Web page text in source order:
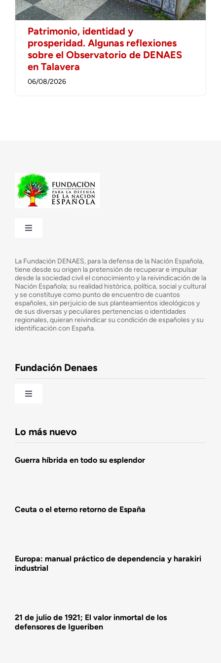
Patrimonio, identidad y
prosperidad. Algunas reflexiones
sobre el Observatorio de DENAES
en Talavera
06/08/2026
Toggle
¿Cuáles son nuestros objetivos?
Consejo Asesor
La Fundación DENAES, para la defensa de la Nación Española,
tiene desde su origen la pretensión de recuperar e impulsar
desde la sociedad civil el conocimiento y la reivindicación de la
Nación Española; su realidad histórica, política, social y cultural
y se constituye como punto de encuentro de cuantos
españoles, sin perjuicio de sus planteamientos ideológicos y
de sus diversas y peculiares pertenencias o identidades
regionales, quieran reivindicar su condición de españoles y su
identificación con España.
Fundación Denaes
Toggle
Lo más nuevo
Guerra híbrida en todo su esplendor
Ceuta o el eterno retorno de España
Europa: manual práctico de dependencia y harakiri
industrial
21 de julio de 1921; El valor inmortal de los
defensores de Igueriben